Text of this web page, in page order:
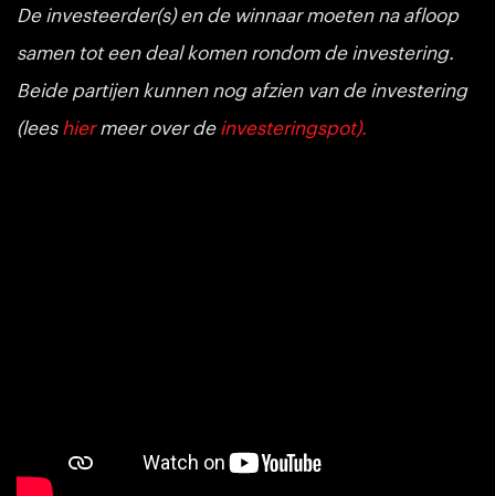
De investeerder(s) en de winnaar moeten na afloop
samen tot een deal komen rondom de investering.
Beide partijen kunnen nog afzien van de investering
(lees hiermeer over de investeringspot).